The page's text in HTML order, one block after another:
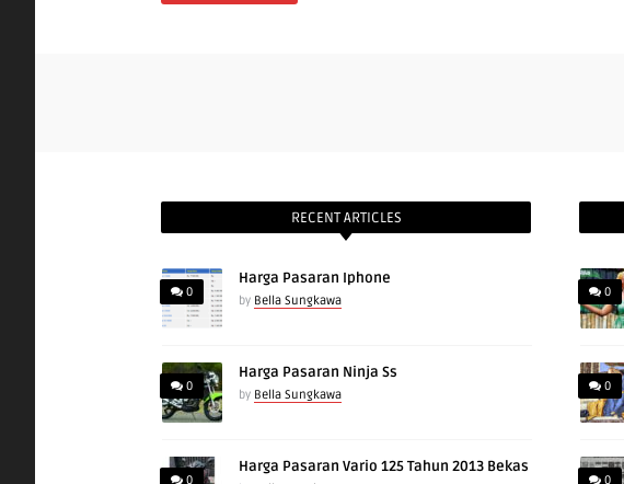
RECENT ARTICLES
0
Harga Pasaran Iphone
by Bella Sungkawa
0
Harga Pasaran Ninja Ss
by Bella Sungkawa
0
Harga Pasaran Vario 125 Tahun 2013 Bekas
0
0
0